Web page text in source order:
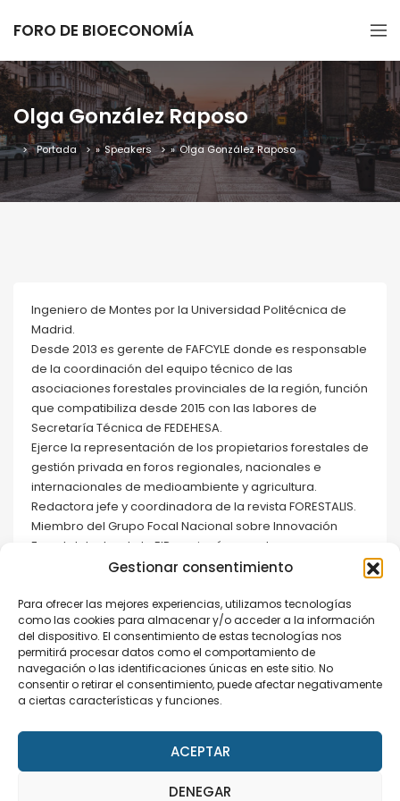
Gestionar consentimiento
Para ofrecer las mejores experiencias, utilizamos tecnologías
como las cookies para almacenar y/o acceder a la información
del dispositivo. El consentimiento de estas tecnologías nos
permitirá procesar datos como el comportamiento de
navegación o las identificaciones únicas en este sitio. No
consentir o retirar el consentimiento, puede afectar negativamente
a ciertas características y funciones.
ACEPTAR
DENEGAR
FORO DE BIOECONOMÍA
Olga González Raposo
Portada » Speakers » Olga González Raposo
Ingeniero de Montes por la Universidad Politécnica de
Madrid.
Desde 2013 es gerente de FAFCYLE donde es responsable
de la coordinación del equipo técnico de las
asociaciones forestales provinciales de la región, función
que compatibiliza desde 2015 con las labores de
Secretaría Técnica de FEDEHESA.
Ejerce la representación de los propietarios forestales de
gestión privada en foros regionales, nacionales e
internacionales de medioambiente y agricultura.
Redactora jefe y coordinadora de la revista FORESTALIS.
Miembro del Grupo Focal Nacional sobre Innovación
Forestal dentro de la EIP-agri así como de numerosos
proyectos de interés para el desarrollo del sector.
SHARE THIS SPEAKER